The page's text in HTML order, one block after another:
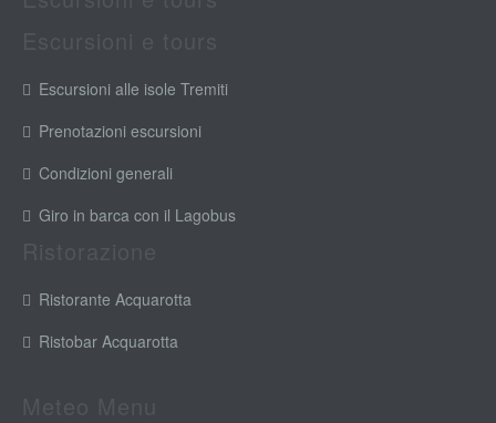
Escursioni alle isole Tremiti
Prenotazioni escursioni
Condizioni generali
Giro in barca con il Lagobus
Ristorante Acquarotta
Ristobar Acquarotta